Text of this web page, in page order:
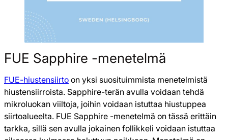
FUE Sapphire -menetelmä
FUE-hiustensiirto on yksi suosituimmista menetelmistä
hiustensiirroista. Sapphire-terän avulla voidaan tehdä
mikroluokan viiltoja, joihin voidaan istuttaa hiustuppea
siirtoalueelta. FUE Sapphire -menetelmä on tässä erittäin
tarkka, sillä sen avulla jokainen follikkeli voidaan istuttaa